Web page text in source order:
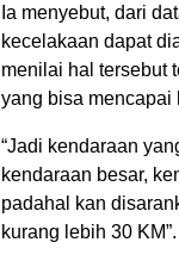
Ia menyebut, dari
kecelakaan dapat
menilai hal tersebut
yang bisa mencapai
“Jadi kendaraan
kendaraan besar,
padahal kan
kurang lebih 30 KM”.